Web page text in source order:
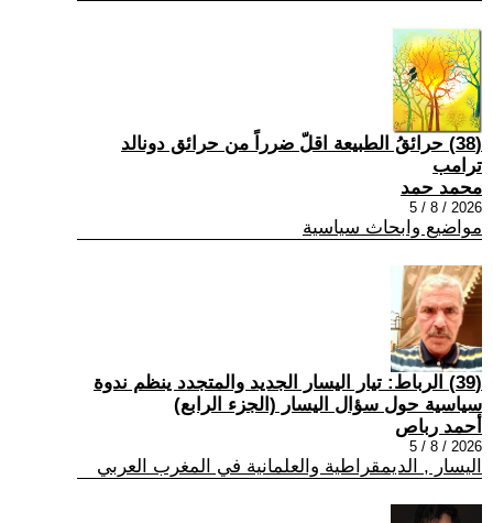
(38) حرائقُ الطبيعة اقلّ ضرراً من حرائق دونالد
ترامب
محمد حمد
2026 / 8 / 5
مواضيع وابحاث سياسية
(39) الرباط: تيار اليسار الجديد والمتجدد ينظم ندوة
سياسية حول سؤال اليسار (الجزء الرابع)
أحمد رباص
2026 / 8 / 5
اليسار , الديمقراطية والعلمانية في المغرب العربي